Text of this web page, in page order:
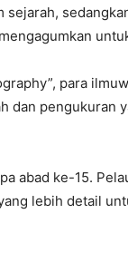
para
dan pengukuran
abad ke-15.
lebih detail